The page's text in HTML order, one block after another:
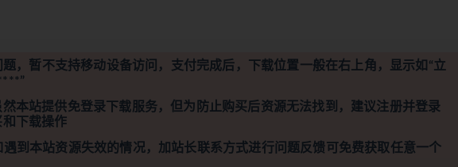
题，暂不支持移动设备访问，支付完成后，下载位置一般在右上角，显示如“立
本站提供免登录下载服务，但为防止购买后资源无法找到，建议注册并登录
和下载操作
遇到本站资源失效的情况，加站长联系方式进行问题反馈可免费获取任意一个